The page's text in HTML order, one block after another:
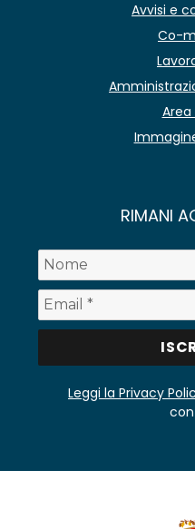
Avvisi e
Co-
RIMANI
Leggi la Privacy